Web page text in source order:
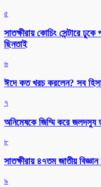
৫
সাতক্ষীরায় কোচিং সেন্টারে
ছিনতাই
৬
ঈদে কত খরচ করলেন? সব
৭
অনিমেষকে জিম্মি করে
৮
সাতক্ষীরায় ৪৭তম জাতীয়
৯